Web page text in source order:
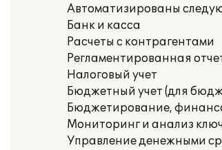
Автоматизированы
Банк и касса
Расчеты с контрагентами
Регламентированная
Налоговый учет
Бюджетный учет (для
Бюджетирование,
Мониторинг и анализ
Управление денежными